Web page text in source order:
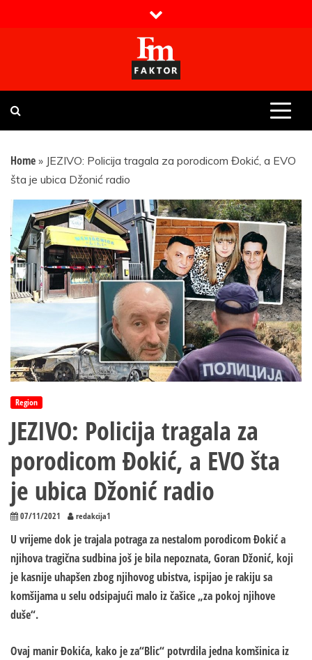
Faktor magazin
Uvijek presudan
Home » JEZIVO: Policija tragala za porodicom Đokić, a EVO
šta je ubica Džonić radio
Region
JEZIVO: Policija tragala za
porodicom Đokić, a EVO šta
je ubica Džonić radio
07/11/2021 redakcija1
U vrijeme dok je trajala potraga za nestalom porodicom Đokić a
njihova tragična sudbina još je bila nepoznata, Goran Džonić, koji
je kasnije uhapšen zbog njihovog ubistva, ispijao je rakiju sa
komšijama u selu odsipajući malo iz čašice „za pokoj njihove
duše“.
Ovaj manir Đokića, kako je za“Blic“ potvrdila jedna komšinica iz